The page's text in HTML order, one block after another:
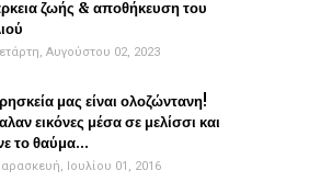
ζωής & αποθήκευση του
Αυγούστου 02, 2023
μας είναι ολοζώντανη!
εικόνες μέσα σε μελίσσι και
το θαύμα...
Ιουλίου 01, 2016